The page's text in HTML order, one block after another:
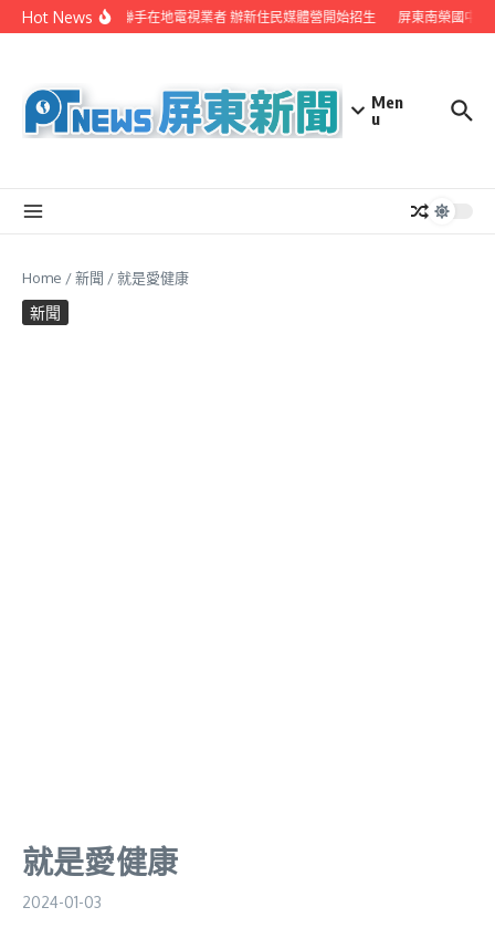
Skip to content
Hot News屏縣府聯手在地電視業者 辦新住民媒體營開始招生 屏東南榮國中
Men
u
Home /新聞 /就是愛健康
新聞
就是愛健康
2024-01-03